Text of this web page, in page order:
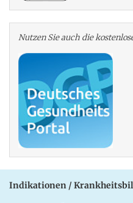
Nutzen Sie auch die
Indikationen /